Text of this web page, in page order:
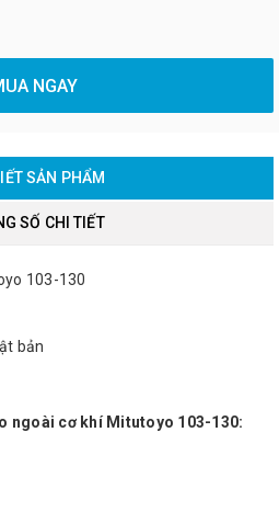
NGAY
SẢN PHẨM
SỐ CHI TIẾT
103-130
bản
ngoài cơ khí Mitutoyo 103-130: